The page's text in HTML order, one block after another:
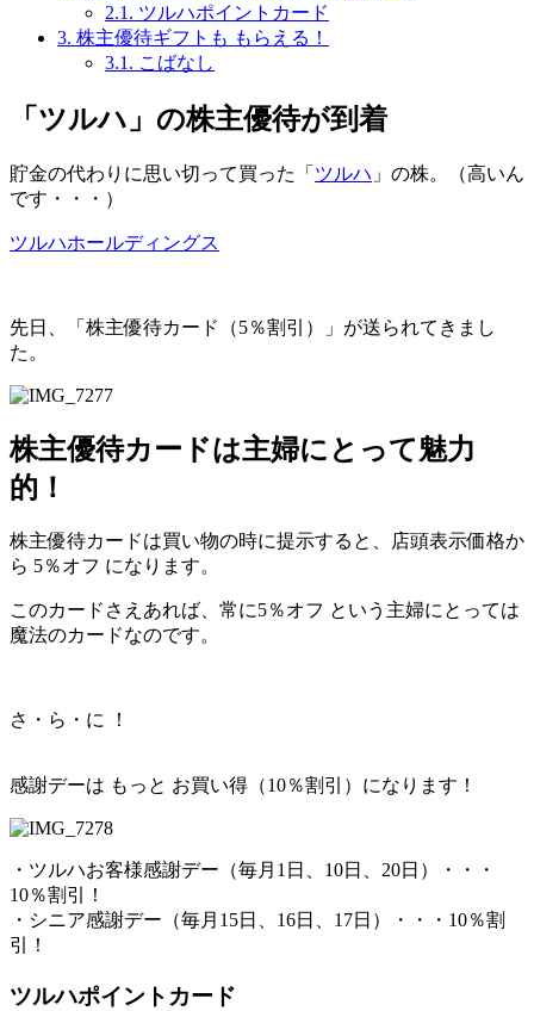
2.1. ツルハポイントカード
3. 株主優待ギフトも もらえる！
3.1. こばなし
「ツルハ」の株主優待が到着
貯金の代わりに思い切って買った「 ツルハ 」の株。（高いん
です・・・）
ツルハホールディングス
先日、 「株主優待カード（5％割引）」 が送られてきまし
た。
株主優待カードは主婦にとって魅力
的！
株主優待カードは買い物の時に提示すると、店頭表示価格か
ら 5％オフ になります。
このカードさえあれば、 常に5％オフ という 主婦にとっては
魔法のカードなのです。
さ・ら・に ！
感謝デーは もっと お買い得（10％割引） になります！
・ツルハお客様感謝デー（毎月1日、10日、20日）・・・
10％割引！
・シニア感謝デー（毎月15日、16日、17日）・・・ 10％割
引！
ツルハポイントカード